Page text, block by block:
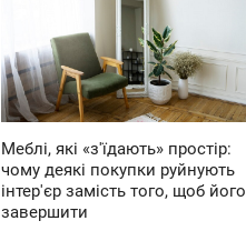
Меблі, які «з'їдають» простір:
чому деякі покупки руйнують
інтер'єр замість того, щоб його
завершити